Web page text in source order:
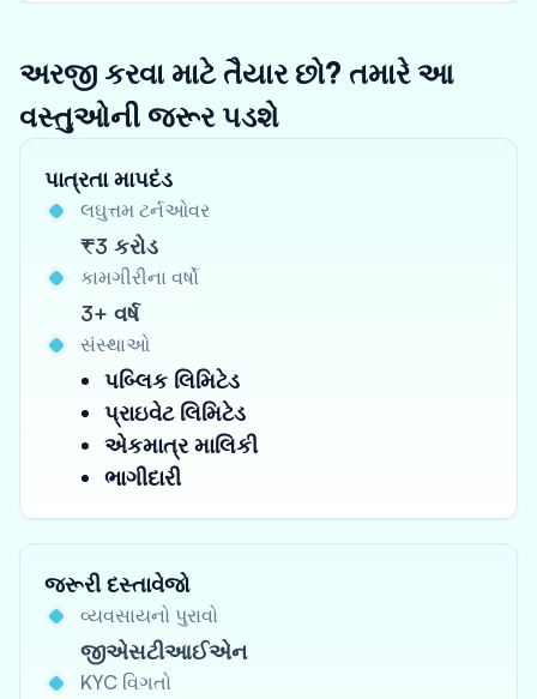
અરજી કરવા માટે તૈયાર છો? તમારે આ
વસ્તુઓની જરૂર પડશે
પાત્રતા માપદંડ
લઘુત્તમ ટર્નઓવર
₹3 કરોડ
કામગીરીના વર્ષો
3+ વર્ષ
સંસ્થાઓ
પબ્લિક લિમિટેડ
પ્રાઇવેટ લિમિટેડ
એકમાત્ર માલિકી
ભાગીદારી
જરૂરી દસ્તાવેજો
વ્યવસાયનો પુરાવો
જીએસટીઆઈએન
KYC વિગતો